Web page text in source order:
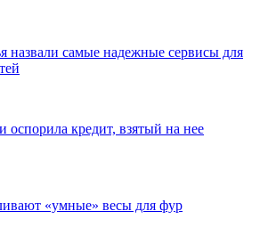
назвали самые надежные сервисы для
оспорила кредит, взятый на нее
«умные» весы для фур